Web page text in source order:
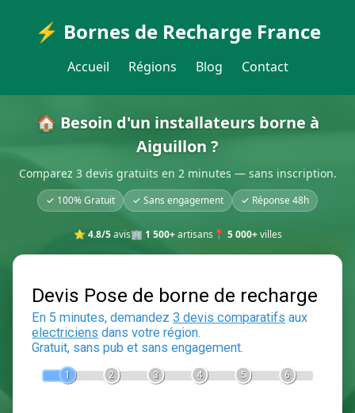
⚡ Bornes de Recharge France
Accueil Régions Blog Contact
🏠 Besoin d'un installateurs borne à
Aiguillon ?
Comparez 3 devis gratuits en 2 minutes — sans inscription.
✓ 100% Gratuit ✓ Sans engagement ✓ Réponse 48h
⭐ 4.8/5avis🏢 1 500+artisans 📍 5 000+villes
Devis Pose de borne de
En 5 minutes, demandez3 devis comparatifs